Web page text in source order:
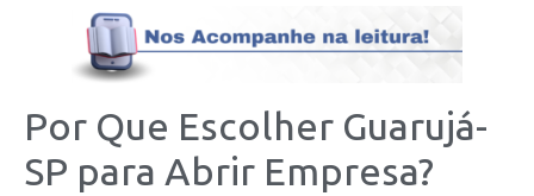
Por Que Escolher Guarujá-
SP para Abrir Empresa?